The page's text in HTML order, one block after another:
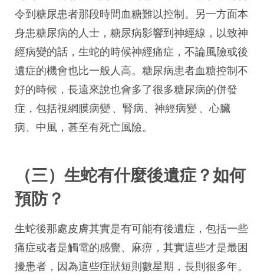
令到糖尿患者那段時間血糖難以控制。另一方面本
身患糖尿病的人士，糖尿病影響到神經線，以致神
經病變的話，生蛇的時候神經痛症，不論風險或後
遺症的機會也比一般人高。糖尿病患者血糖控制不
好的時候，長遠來說也會多了很多糖尿病的併發
症，包括視網膜病變 、腎病、神經病變 、心臟
病、中風，甚至有死亡風險。
（三）生蛇有什麼後遺症？如何
預防？
生蛇後那處皮膚其實是有可能有後遺症，包括一些
痛症或者是觸電的感覺、麻痹，其實這些才是最困
擾患者，因為這些症狀短則數星期，長則很多年。